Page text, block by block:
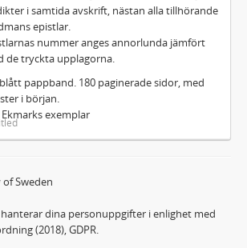
i samtida avskrift, nästan alla tillhörande
epistlar.
nummer anges annorlunda jämfört
de tryckta upplagorna.
pappband. 180 paginerade sidor, med
i början.
Ekmarks exemplar
Sweden
dina personuppgifter i enlighet med
(2018), GDPR.